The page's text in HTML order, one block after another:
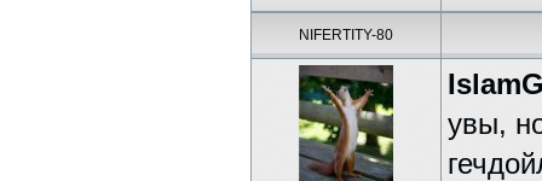
NIFERTITY-80
увы,